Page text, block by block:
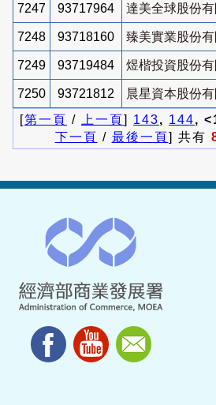
7247 93717964 達美全球股份有
7248 93718160 臻美實業股份有
7249 93719484 煜楷投資股份有
7250 93721812
晨星資本股份有
[第一頁 / 上一頁] 143, 144,
下一頁 / 最後一頁] 共有